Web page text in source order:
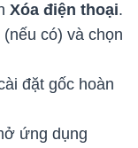
Xóa điện thoại.
có) và chọn
đặt gốc hoàn
ứng dụng